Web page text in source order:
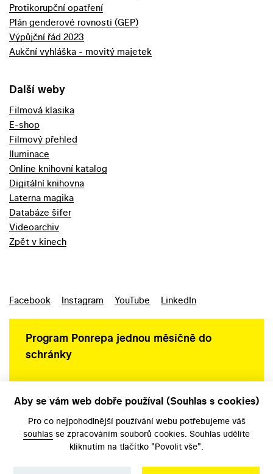
Protikorupční opatření
Plán genderové rovnosti (GEP)
Výpůjční řád 2023
Aukční vyhláška - movitý majetek
Další weby
Filmová klasika
E-shop
Filmový přehled
Iluminace
Online knihovní katalog
Digitální knihovna
Laterna magika
Databáze šifer
Videoarchiv
Zpět v kinech
Facebook Instagram YouTube LinkedIn
Program Ponrepa jednou měsíčně do
schránky
Aby se vám web dobře používal (Souhlas s cookies)
Pro co nejpohodlnější používání webu potřebujeme váš
souhlas se zpracováním souborů cookies. Souhlas udělíte
kliknutím na tlačítko "Povolit vše".